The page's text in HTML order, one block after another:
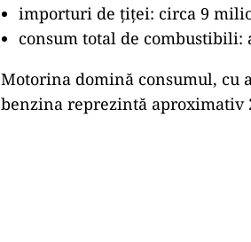
importuri de țiței: circa 9
consum total de
Motorina domină consumul, cu
benzina reprezintă aproximativ